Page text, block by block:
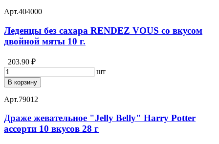
Арт.404000
Леденцы без сахара RENDEZ VOUS со вкусом
двойной мяты 10 г.
203.90 ₽
шт
В корзину
Арт.79012
Драже жевательное "Jelly Belly" Harry Potter
ассорти 10 вкусов 28 г